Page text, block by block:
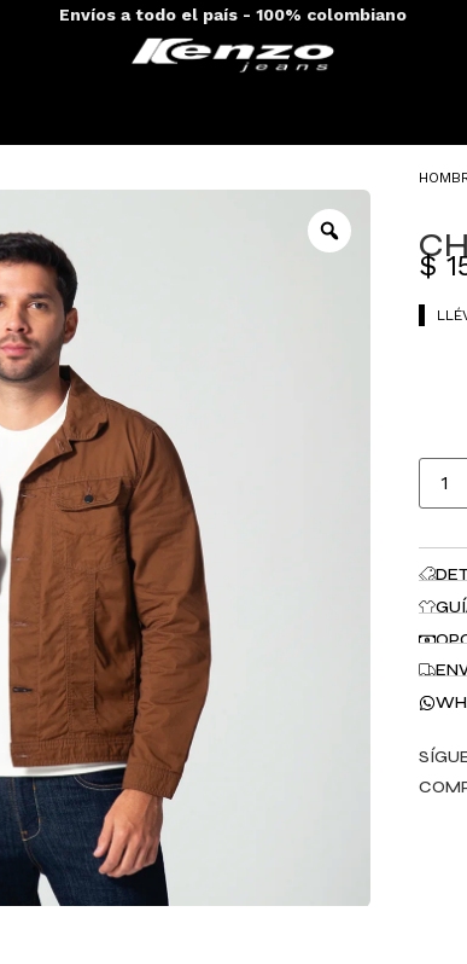
Envíos a todo el país - 100% colombiano
$